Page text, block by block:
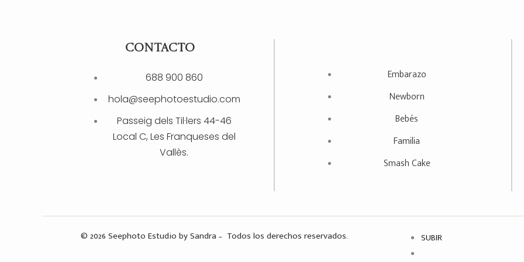
CONTACTO
688 900 860
hola@seephotoestudio.com
Passeig dels Til·lers 44-46
Local C, Les Franqueses del
Vallès.
Embarazo
Newborn
Bebés
Familia
Smash Cake
© 2026 Seephoto Estudio by Sandra – Todos los derechos reservados. SUBIR